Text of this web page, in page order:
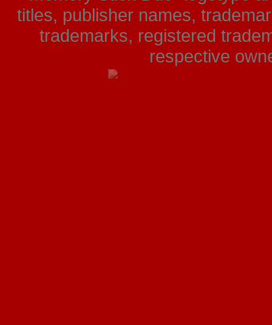
titles, publisher names,
trademarks, registered
respective